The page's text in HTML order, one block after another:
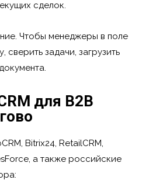
сделок.
Чтобы менеджеры в поле
сверить задачи, загрузить
для B2B
Bitrix24, RetailCRM,
а также российские